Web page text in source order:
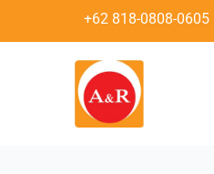
+62 818-0808-0605